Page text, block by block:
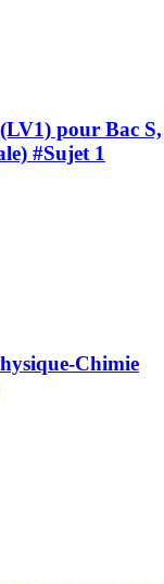
pour Bac S,
#Sujet 1
Chimie